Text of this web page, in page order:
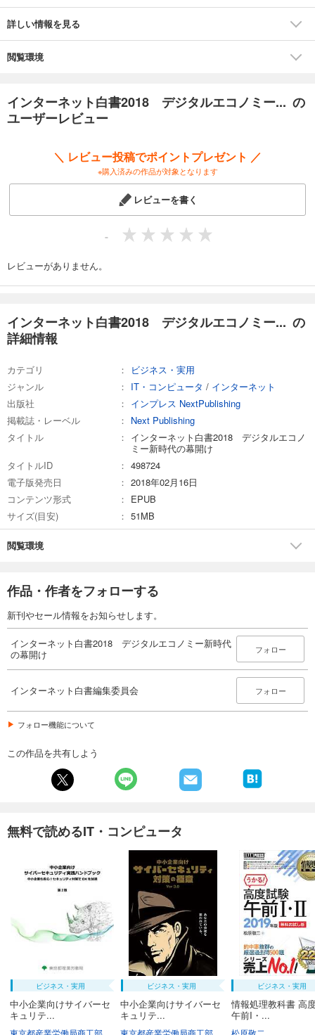
詳しい情報を見る
閲覧環境
インターネット白書2018 デジタルエコノミー... の
ユーザーレビュー
＼ レビュー投稿でポイントプレゼント ／
※購入済みの作品が対象となります
レビューを書く
-
レビューがありません。
インターネット白書2018 デジタルエコノミー... の
詳細情報
カテゴリ
ビジネス・実用
ジャンル
IT・コンピュータ / インターネット
出版社
インプレス NextPublishing
掲載誌・レーベル
Next Publishing
タイトル
インターネット白書2018 デジタルエコノ
ミー新時代の幕開け
タイトルID
498724
電子版発売日
2018年02月16日
コンテンツ形式
EPUB
サイズ(目安)
51MB
閲覧環境
作品・作者をフォローする
新刊やセール情報をお知らせします。
インターネット白書2018 デジタルエコノミー新時代
の幕開け
フォロー
インターネット白書編集委員会 フォロー
フォロー機能について
この作品を共有しよう
無料で読めるIT・コンピュータ
ビジネス・実用
中小企業向けサイバーセ
キュリテ...
ビジネス・実用
中小企業向けサイバーセ
キュリテ...
ビジネス・実用
情報処理教科書 高
午前I・...